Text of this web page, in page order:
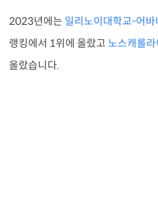
2023년에는 일리노이대학교-어바
랭킹에서 1위에 올랐고 노스캐롤
올랐습니다.